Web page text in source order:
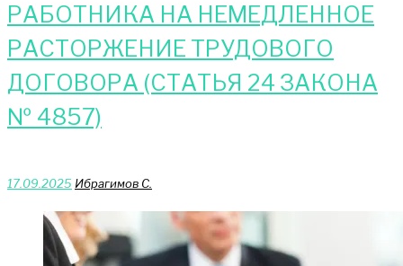
РАБОТНИКА НА НЕМЕДЛЕННОЕ
РАСТОРЖЕНИЕ ТРУДОВОГО
ДОГОВОРА (СТАТЬЯ 24 ЗАКОНА
№ 4857)
17.09.2025 Ибрагимов С.